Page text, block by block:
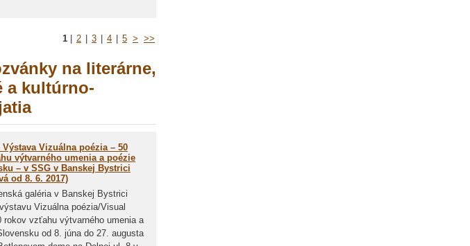
1 2 3 4 5 > >>
na literárne,
a kultúrno-
Výstava Vizuálna poézia – 50
výtvarného umenia a poézie
– v SSG v Banskej Bystrici
od 8. 6. 2017)
galéria v Banskej Bystrici
Vizuálna poézia/Visual
rokov vzťahu výtvarného umenia a
od 8. júna do 27. augusta